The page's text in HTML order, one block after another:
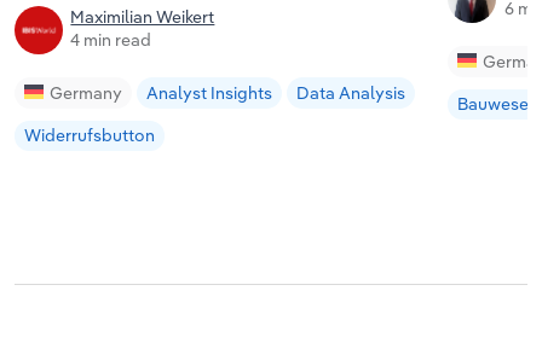
Maximilian Weikert
4 min read
Germany Analyst Insights
Data Analysis
Widerrufsbutton
6
Bauwesen